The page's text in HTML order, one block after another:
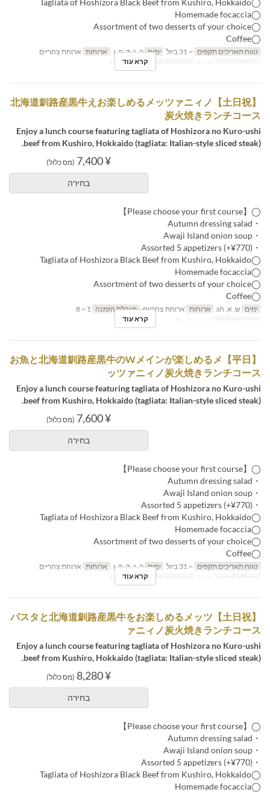
◯Homemade focaccia
◯Assortment of two desserts of your choice
◯Coffee
טווח תאריכים תקפים ~ 31 ביול ימים ב, ג, ד, ה, ו ארוחות ארוחת צהריים
מגבלת הזמנה
קטגוריית מקום Restaurant
קרא עוד
【土日祝】北海道釧路産黒牛えお楽しめるメッツァニィノ
炭火焼きランチコース
Enjoy a lunch course featuring tagliata of Hoshizora no Kuro-ushi
beef from Kushiro, Hokkaido (tagliata: Italian-style sliced steak).
¥ 7,400 (מס כלול)
בחירה
◯【Please choose your first course】
・Autumn dressing salad
・Awaji Island onion soup
・Assorted 5 appetizers (+¥770)
◯Tagliata of Hoshizora Black Beef from Kushiro, Hokkaido
◯Homemade focaccia
◯Assortment of two desserts of your choice
◯Coffee
ימים ש, א, חג ארוחות ארוחת צהריים מגבלת הזמנה
קטגוריית מקום
קרא עוד
【平日】お魚と北海道釧路産黒牛のWメインが楽しめるメ
ッツァニィノ炭火焼きランチコース
Enjoy a lunch course featuring tagliata of Hoshizora no Kuro-ushi
beef from Kushiro, Hokkaido (tagliata: Italian-style sliced steak).
¥ 7,600 (מס כלול)
בחירה
◯【Please choose your first course】
・Autumn dressing salad
・Awaji Island onion soup
・Assorted 5 appetizers (+¥770)
◯Tagliata of Hoshizora Black Beef from Kushiro, Hokkaido
◯Homemade focaccia
◯Assortment of two desserts of your choice
◯Coffee
טווח תאריכים תקפים ~ 31 ביול ימים ב, ג, ד, ה, ו ארוחות ארוחת צהריים
מגבלת הזמנה
קטגוריית מקום Restaurant
קרא עוד
【土日祝】パスタと北海道釧路産黒牛をお楽しめるメッツ
ァニィノ炭火焼きランチコース
Enjoy a lunch course featuring tagliata of Hoshizora no Kuro-ushi
beef from Kushiro, Hokkaido (tagliata: Italian-style sliced steak).
¥ 8,280 (מס כלול)
בחירה
◯【Please choose your first course】
・Autumn dressing salad
・Awaji Island onion soup
・Assorted 5 appetizers (+¥770)
◯Tagliata of Hoshizora Black Beef from Kushiro, Hokkaido
◯Homemade focaccia